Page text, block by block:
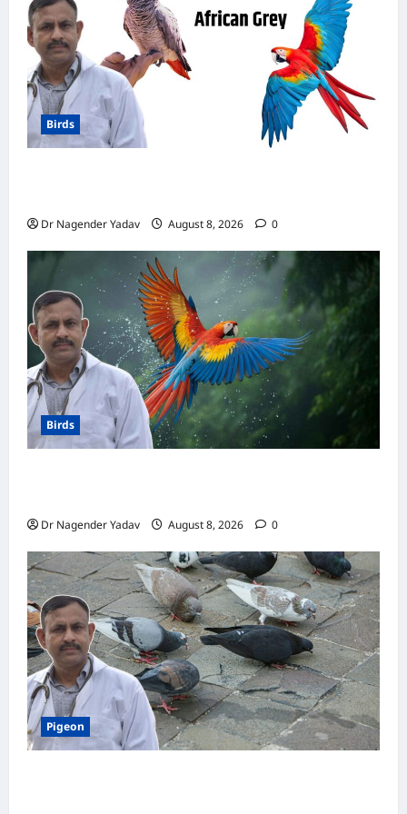
Birds
Dr Nagender Yadav August 8, 2026 0
Birds
Dr Nagender Yadav August 8, 2026 0
Pigeon